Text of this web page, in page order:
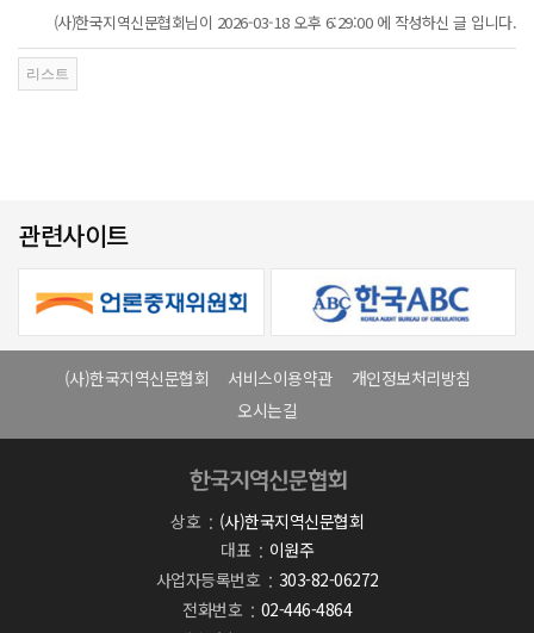
(사)한국지역신문협회님이 2026-03-18 오후 6:29:00 에 작성하신 글 입니다.
관련사이트
(사)한국지역신문협회 서비스이용약관
개인정보처리방침
오시는길
상호
(사)한국지역신문협회
대표
이원주
사업자등록번호
303-82-06272
전화번호
02-446-4864